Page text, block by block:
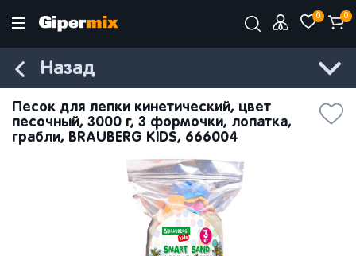
0 0
Назад
Песок для лепки кинетический, цвет
песочный, 3000 г, 3 формочки, лопатка,
грабли, BRAUBERG KIDS, 666004